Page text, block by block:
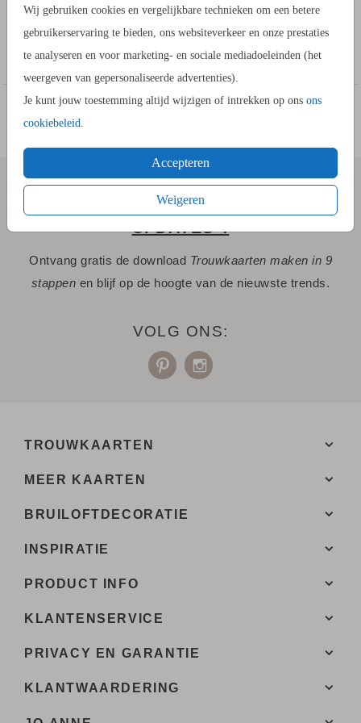
Wij gebruiken cookies en vergelijkbare technieken om een betere
gebruikerservaring te bieden, ons websiteverkeer en onze prestaties
te analyseren en voor marketing- en sociale mediadoeleinden (het
weergeven van gepersonaliseerde advertenties).
Je kunt jouw toestemming altijd wijzigen of intrekken op ons ons
cookiebeleid
Accepteren
Weigeren
Maak een labeltje voor aan de trouwkaart. Dit is een labeltje
waar je een lakzegel op plakt. Je ontvangt 16 labeltjes van dit
exemplaar.
SCHRIJF JE IN VOOR "STIJLVOLLE
UPDATES"!
Ontvang gratis de download Trouwkaarten maken in 9
stappen en blijf op de hoogte van de nieuwste trends.
VOLG ONS:
TROUWKAARTEN
MEER KAARTEN
BRUILOFTDECORATIE
INSPIRATIE
PRODUCT INFO
KLANTENSERVICE
PRIVACY EN GARANTIE
KLANTWAARDERING